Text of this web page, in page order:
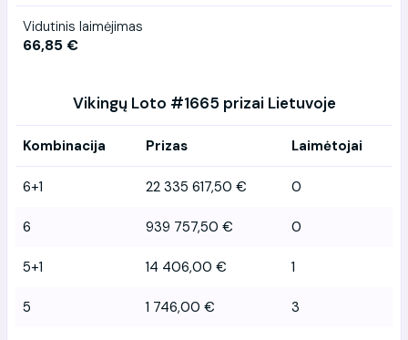
Vidutinis laimėjimas
66,85 €
Vikingų Loto #1665 prizai Lietuvoje
Kombinacija Prizas Laimėtojai
6+1 22 335 617,50 € 0
6 939 757,50 € 0
5+1 14 406,00 € 1
5 1 746,00 € 3